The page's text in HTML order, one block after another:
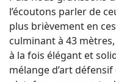
l’écoutons parler de
plus brièvement en
culminant à 43
à la fois élégant et
mélange d’art